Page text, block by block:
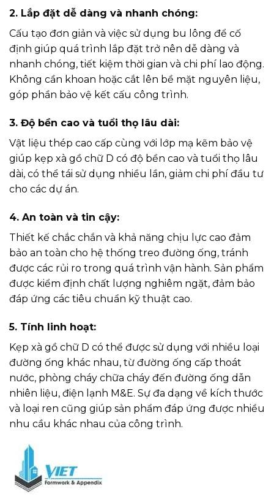
2. Lắp đặt dễ dàng và nhanh chóng:
Cấu tạo đơn giản và việc sử dụng bu lông để cố
định giúp quá trình lắp đặt trở nên dễ dàng và
nhanh chóng, tiết kiệm thời gian và chi phí lao động.
Không cần khoan hoặc cắt lên bề mặt nguyên liệu,
góp phần bảo vệ kết cấu công trình.
3. Độ bền cao và tuổi thọ lâu dài:
Vật liệu thép cao cấp cùng với lớp mạ kẽm bảo vệ
giúp kẹp xà gồ chữ D có độ bền cao và tuổi thọ lâu
dài, có thể tái sử dụng nhiều lần, giảm chi phí đầu tư
cho các dự án.
4. An toàn và tin cậy:
Thiết kế chắc chắn và khả năng chịu lực cao đảm
bảo an toàn cho hệ thống treo đường ống, tránh
được các rủi ro trong quá trình vận hành. Sản phẩm
được kiểm định chất lượng nghiêm ngặt, đảm bảo
đáp ứng các tiêu chuẩn kỹ thuật cao.
5. Tính linh hoạt:
Kẹp xà gồ chữ D có thể được sử dụng với nhiều loại
đường ống khác nhau, từ đường ống cấp thoát
nước, phòng cháy chữa cháy đến đường ống dẫn
nhiên liệu, điện lạnh M&E. Sự đa dạng về kích thước
và loại ren cũng giúp sản phẩm đáp ứng được nhiều
nhu cầu khác nhau của công trình.